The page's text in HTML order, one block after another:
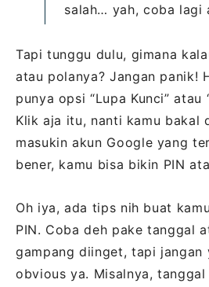
salah… yah, coba lagi
Tapi tunggu dulu, gimana
atau polanya? Jangan panik!
punya opsi “Lupa Kunci” atau
Klik aja itu, nanti kamu bakal
masukin akun Google yang
bener, kamu bisa bikin PIN
Oh iya, ada tips nih buat
PIN. Coba deh pake tanggal
gampang diinget, tapi jangan
obvious ya. Misalnya,